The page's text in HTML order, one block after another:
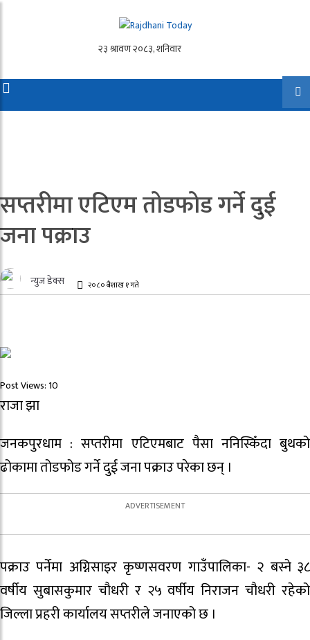
सप्तरीमा एटिएम तोडफोड गर्ने दुई
जना पक्राउ
न्युज डेक्स २०८० बैशाख १ गते
Post Views: 10
राजा झा
जनकपुरधाम : सप्तरीमा एटिएमबाट पैसा ननिस्किँदा बुथको
ढोकामा तोडफोड गर्ने दुई जना पक्राउ परेका छन् ।
पक्राउ पर्नेमा अग्निसाइर कृष्णसवरण गाउँपालिका- २ बस्ने ३८
वर्षीय सुबासकुमार चौधरी र २५ वर्षीय निराजन चौधरी रहेको
जिल्ला प्रहरी कार्यालय सप्तरीले जनाएको छ ।